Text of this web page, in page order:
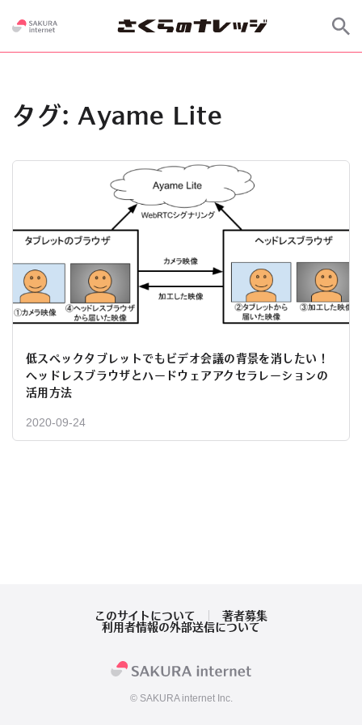
タグ: Ayame Lite
低スペックタブレットでもビデオ会議の背景を消したい！
ヘッドレスブラウザとハードウェアアクセラレーションの
活用方法
2020-09-24
このサイトについて
著者募集
利用者情報の外部送信について
© SAKURA internet Inc.